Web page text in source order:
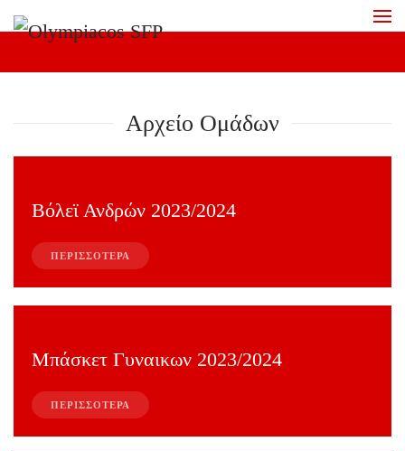
Skip to main content
Αρχείο Ομάδων
Βόλεϊ Ανδρών 2023/2024
ΠΕΡΙΣΣΟΤΕΡΑ
Μπάσκετ Γυναικων 2023/2024
ΠΕΡΙΣΣΟΤΕΡΑ